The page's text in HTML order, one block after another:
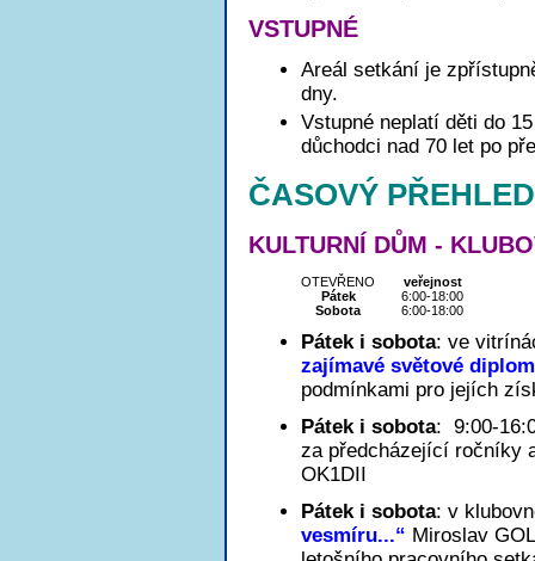
VSTUPNÉ
Areál setkání je
dny.
Vstupné neplatí děti do
důchodci nad 70 let po
ČASOVÝ
KULTURNÍ DŮM -
OTEVŘENO
veřejnost
Pátek
6:00-18:00
Sobota
6:00-18:00
Pátek i sobota: ve
zajímavé světové
podmínkami pro jejích
Pátek i sobota: 9:00-
za předcházející ročníky
OK1DII
Pátek i sobota: v
vesmíru...“ Miroslav